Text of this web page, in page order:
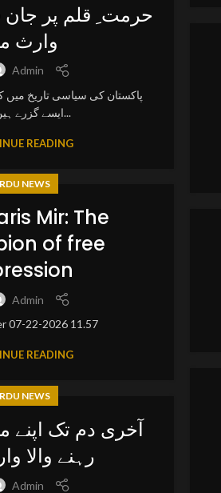
حرمت ِ قلم پر جان
وارث
Admin
پاکستان کی سیاسی تاریخ میں
ایسے گزرے ہیں جنک...
READING
NEWS
Mir: The
of free
Admin
07-22-2026 11.57
READING
NEWS
آخری دم تک اپنے
رہنے والا
Admin